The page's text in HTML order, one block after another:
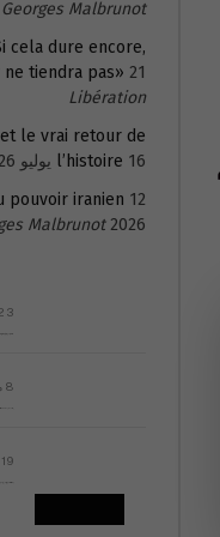
Georges Malbrunot
cela dure encore,
tiendra pas» 21 يوليو 2026
Libération
et le vrai retour de
l’histoire 16 يوليو 2026
pouvoir iranien
2026
Malbrunot
23 ديسمبر
8 مارس 2008
19 يوليو 2023